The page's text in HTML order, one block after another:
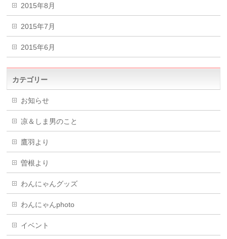
2015年8月
2015年7月
2015年6月
カテゴリー
お知らせ
凉＆しま男のこと
鷹羽より
曽根より
わんにゃんグッズ
わんにゃんphoto
イベント